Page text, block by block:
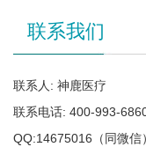
联系我们
联系人: 神鹿医疗
联系电话: 400-993-
QQ:14675016（同微信）